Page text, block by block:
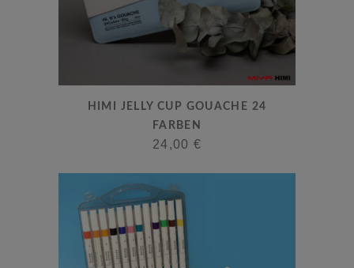
HIMI JELLY CUP GOUACHE 24
FARBEN
24,00 €